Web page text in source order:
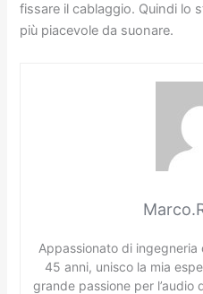
fissare il cablaggio. Quindi lo
più piacevole da suonare.
Appassionato di
45 anni, unisco la mia
grande passione per l’audio